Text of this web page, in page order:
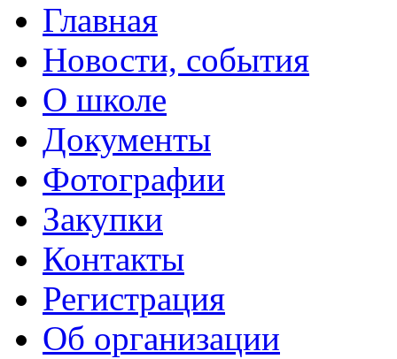
Главная
Новости, события
О школе
Документы
Фотографии
Закупки
Контакты
Регистрация
Об организации